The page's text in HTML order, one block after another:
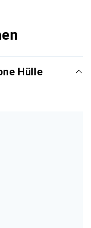
Hülle